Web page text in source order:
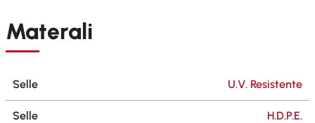
Materali
Selle U.V. Resistente
Selle H.D.P.E.